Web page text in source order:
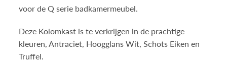
voor de Q serie badkamermeubel.
Deze Kolomkast is te verkrijgen in de prachtige
kleuren, Antraciet, Hoogglans Wit, Schots Eiken en
Truffel.